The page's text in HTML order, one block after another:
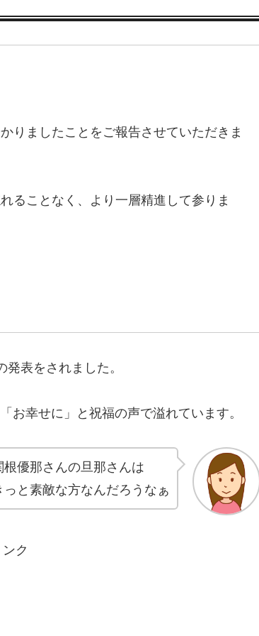
りましたことをご報告させていただきま
ることなく、より一層精進して参りま
表をされました。
お幸せに」と祝福の声で溢れています。
根優那さんの旦那さんは
っと素敵な方なんだろうなぁ
ク